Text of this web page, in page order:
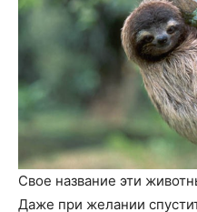
Свое название эти
Даже при желании